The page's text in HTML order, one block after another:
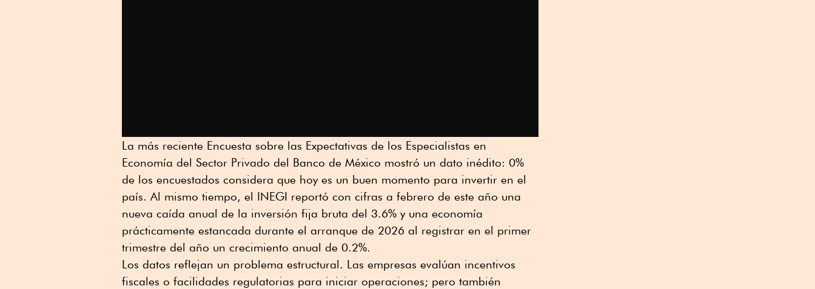
La más reciente Encuesta sobre las Expectativas de los Especialistas en
Economía del Sector Privado del Banco de México mostró un dato inédito: 0%
de los encuestados considera que hoy es un buen momento para invertir en el
país. Al mismo tiempo, el INEGI reportó con cifras a febrero de este año una
nueva caída anual de la inversión fija bruta del 3.6% y una economía
prácticamente estancada durante el arranque de 2026 al registrar en el primer
trimestre del año un crecimiento anual de 0.2%.
Los datos reflejan un problema estructural. Las empresas evalúan incentivos
fiscales o facilidades regulatorias para iniciar operaciones; pero también